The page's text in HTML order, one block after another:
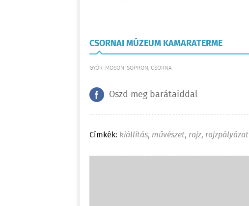
CSORNAI MÚZEUM KAMARATERME
GYŐR-MOSON-SOPRON, CSORNA
Oszd meg barátaiddal
Címkék: kiállítás, művészet, rajz, rajzpályázat